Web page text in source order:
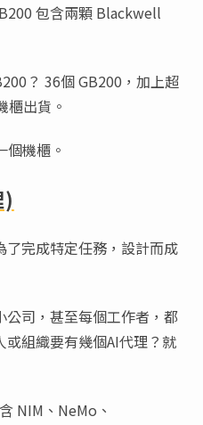
包含兩顆 Blackwell
？ 36個 GB200，加上超
櫃出貨。
機櫃。
了完成特定任務，設計而成
公司，甚至每個工作者，都
組織要有幾個AI代理？就
NIM、NeMo、